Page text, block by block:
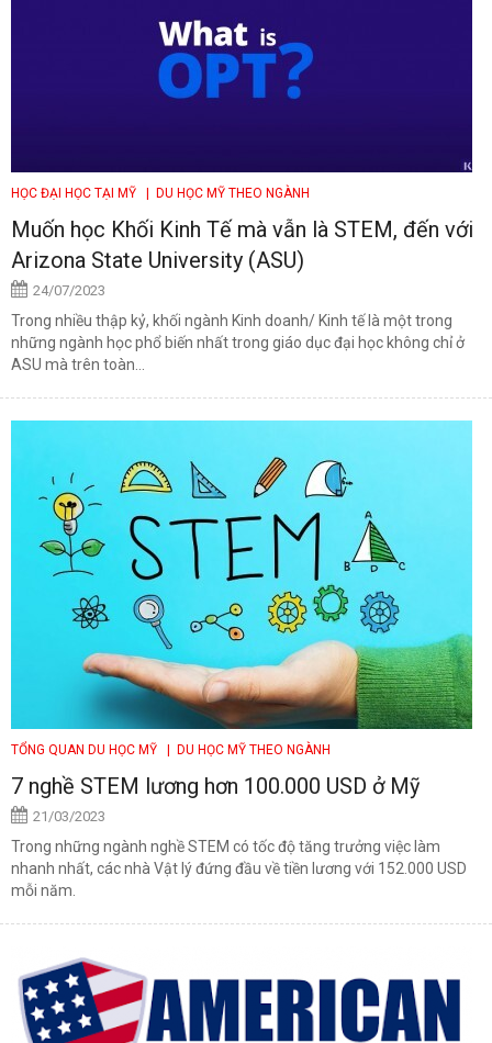
HỌC ĐẠI HỌC TẠI MỸ | DU HỌC MỸ THEO NGÀNH
Muốn học Khối Kinh Tế mà vẫn là STEM, đến với
Arizona State University (ASU)
24/07/2023
Trong nhiều thập kỷ, khối ngành Kinh doanh/ Kinh tế là một trong
những ngành học phổ biến nhất trong giáo dục đại học không chỉ ở
ASU mà trên toàn...
TỔNG QUAN DU HỌC MỸ | DU HỌC MỸ THEO NGÀNH
7 nghề STEM lương hơn 100.000 USD ở Mỹ
21/03/2023
Trong những ngành nghề STEM có tốc độ tăng trưởng việc làm
nhanh nhất, các nhà Vật lý đứng đầu về tiền lương với 152.000 USD
mỗi năm.